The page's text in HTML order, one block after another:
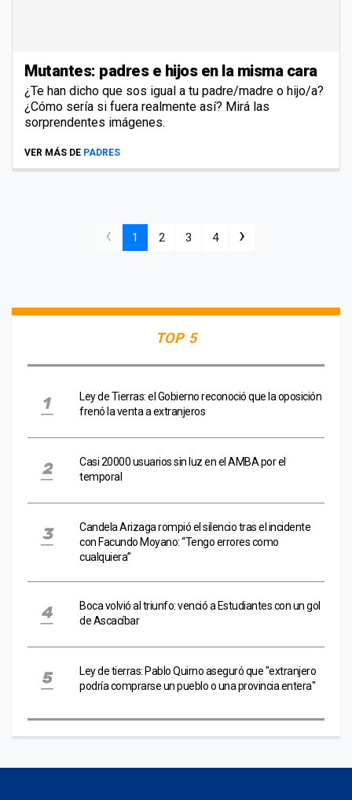
Mutantes: padres e hijos en la misma cara
¿Te han dicho que sos igual a tu padre/madre o hijo/a?
¿Cómo sería si fuera realmente así? Mirá las
sorprendentes imágenes.
VER MÁS DE PADRES
‹ 1 2 3 4 ›
TOP 5
Ley de Tierras: el Gobierno reconoció que la oposición
frenó la venta a extranjeros
Casi 20000 usuarios sin luz en el AMBA por el
temporal
Candela Arizaga rompió el silencio tras el incidente
con Facundo Moyano: “Tengo errores como
cualquiera”
Boca volvió al triunfo: venció a Estudiantes con un gol
de Ascacíbar
Ley de tierras: Pablo Quirno aseguró que "extranjero
podría comprarse un pueblo o una provincia entera"